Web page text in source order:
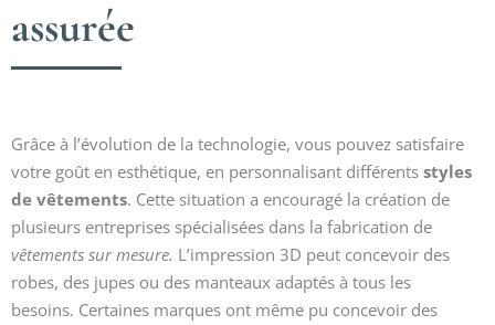
assurée
Grâce à l’évolution de la technologie, vous pouvez satisfaire
votre goût en esthétique, en personnalisant différents styles
de vêtements. Cette situation a encouragé la création de
plusieurs entreprises spécialisées dans la fabrication de
vêtements sur mesure. L’impression 3D peut concevoir des
robes, des jupes ou des manteaux adaptés à tous les
besoins. Certaines marques ont même pu concevoir des